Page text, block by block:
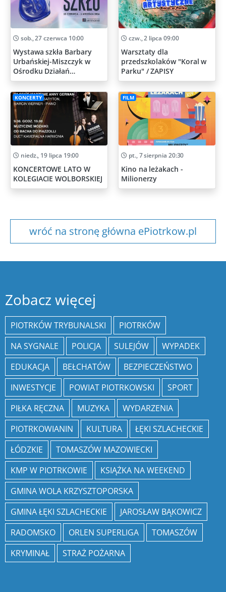
sob., 27 czerwca 10:00
Wystawa szkła Barbary
Urbańskiej-Miszczyk w
Ośrodku Działań
Artystycznych
czw., 2 lipca 09:00
Warsztaty dla
przedszkolaków "Koral w
Parku" / ZAPISY
KONCERTY
niedz., 19 lipca 19:00
KONCERTOWE LATO W
KOLEGIACIE WOLBORSKIEJ
FILM
pt., 7 sierpnia 20:30
Kino na leżakach -
Milionerzy
wróć na stronę główna ePiotrkow.pl
Zobacz więcej
PIOTRKÓW TRYBUNALSKI
PIOTRKÓW
NA SYGNALE
POLICJA SULEJÓW
WYPADEK
EDUKACJA
BEŁCHATÓW
BEZPIECZEŃSTWO
INWESTYCJE
POWIAT PIOTRKOWSKI
SPORT
PIŁKA RĘCZNA
MUZYKA
WYDARZENIA
PIOTRKOWIANIN
KULTURA
ŁĘKI SZLACHECKIE
ŁÓDZKIE
TOMASZÓW MAZOWIECKI
KMP W PIOTRKOWIE
KSIĄŻKA NA WEEKEND
GMINA WOLA KRZYSZTOPORSKA
GMINA ŁĘKI SZLACHECKIE
JAROSŁAW BĄKOWICZ
RADOMSKO
ORLEN SUPERLIGA
TOMASZÓW
KRYMINAŁ
STRAŻ POŻARNA